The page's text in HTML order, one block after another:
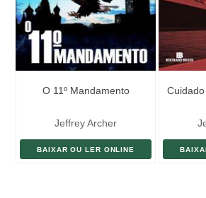
O 11º Mandamento
Jeffrey Archer
BAIXAR OU LER ONLINE